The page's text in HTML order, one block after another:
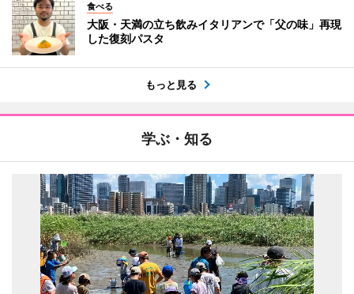
食べる
大阪・天満の立ち飲みイタリアンで「父の味」再現
した復刻パスタ
もっと見る
学ぶ・知る